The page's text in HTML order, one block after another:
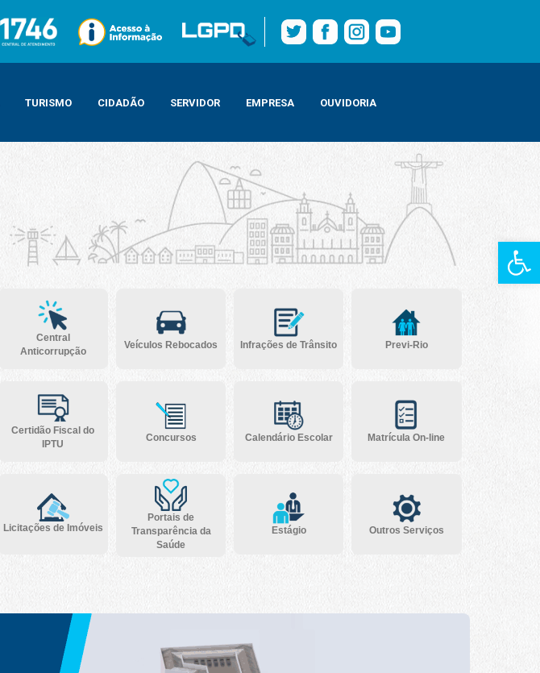
Barra de
TURISMO CIDADÃO SERVIDOR EMPRESA OUVIDORIA
Central
Anticorrupção
Veículos Rebocados Infrações de Trânsito Previ-Rio
Certidão Fiscal do
IPTU
Concursos Calendário Escolar Matrícula On-line
Licitações de Imóveis
Portais de
Transparência da
Saúde
Estágio Outros Serviços